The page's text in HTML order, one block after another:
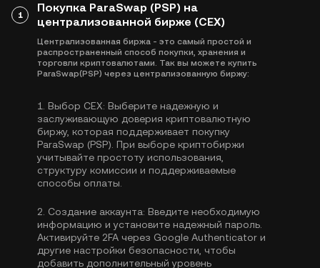
1
Покупка ParaSwap (PSP) на
централизованной бирже (CEX)
Централизованная биржа - это самый простой и
распространенный способ покупки, хранения и
торговли криптовалютами. Так вы можете купить
ParaSwap(PSP) через централизованную биржу:
1. Выбор CEX: Выберите надежную и
заслуживающую доверия криптовалютную
биржу, которая поддерживает покупку
ParaSwap (PSP). При выборе криптобиржи
учитывайте простоту использования,
структуру комиссии и поддерживаемые
способы оплаты.
2. Создание аккаунта: Введите необходимую
информацию и установите надежный пароль.
Активируйте 2FA через Google Authenticator и
другие настройки безопасности, чтобы
добавить дополнительный уровень